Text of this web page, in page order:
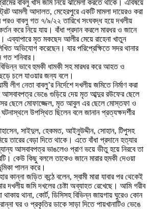
বাবলু খাস জমি নিয়ে ঝামেলা করতে থাকে। এবিষয়ে
আমলী আদালত, মেহেরপুরে একটি মামলা দায়েরও করা
বাবলু গত ৭/৯/২২ তারিখে সংঘবদ্ধ হয়ে দখলীয়
করে নিয়ে যায়। বাঁধা প্রদান করলে মারধর ও জানে
এব্যাপারে মৃত মকছেদ আলীর মেয়ে রাহেনা খাতুন
অভিযোগ করেছেন। যার পরিপ্রেক্ষিতে সদর থানার
শনিবার।
ভাবে হুমকী ধামকী সহ মারধর করে আহত ও
চলে যাওয়ার জন্য বলে।
লীগ নেতা বাবলু’র নির্দেশে দখলীয় জমিতে নির্মাণ করা
আসবাবপত্র ভেঙে গুড়িয়ে দেয় মৃত আব্দুর রউফের ছেলে
ছেলে মোফাজ্জেল, মৃত আবুল এর ছেলে মোস্তফা ও
উপস্থিত ছিলেন বলে জানান প্রত্যক্ষদর্শীর
সাইদুল, হেকমত, আইনুউদ্দীন, সোহান, টিপুসহ
তারের বেড়া দিতে থাকে। এতে বাঁধা প্রদানে হত্যার
আসবাবপত্র ভাঙলেও প্রাণ ভয়ে ভীতু হয়ে নিরবে তা
কেউ কিছু বললে তাকেও জানে মারার হুমকী দেওয়া
পালন করে।
কান্না জড়িত কন্ঠে বলেন, স্বামী মারা যাবার পর থেকেই
জমি দখলের চেষ্টা অব্যাহত রেখেছে। আমি গরীব
থানা, কোর্ট, ডিসিসহ বিভিন্ন জায়গায় ঘুরেও কোন
ঘর ও প্রকৃতির ডাকে সাড়া দিতে পায়খানাটিও ভেঙে